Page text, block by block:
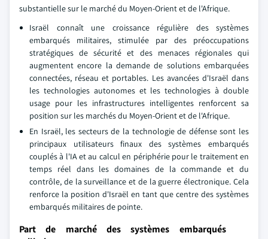
substantielle sur le marché du Moyen-Orient et de l'Afrique.
Israël connaît une croissance régulière des systèmes
embarqués militaires, stimulée par des préoccupations
stratégiques de sécurité et des menaces régionales qui
augmentent encore la demande de solutions embarquées
connectées, réseau et portables. Les avancées d'Israël dans
les technologies autonomes et les technologies à double
usage pour les infrastructures intelligentes renforcent sa
position sur les marchés du Moyen-Orient et de l'Afrique.
En Israël, les secteurs de la technologie de défense sont les
principaux utilisateurs finaux des systèmes embarqués
couplés à l'IA et au calcul en périphérie pour le traitement en
temps réel dans les domaines de la commande et du
contrôle, de la surveillance et de la guerre électronique. Cela
renforce la position d'Israël en tant que centre des systèmes
embarqués militaires de pointe.
Part de marché des systèmes embarqués